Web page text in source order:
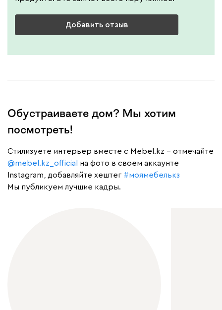
Бежевый Графит Молочный Серый
Графит Серый Терракота Тёмно-синий
Добавить отзыв
Обустраиваете дом? Мы хотим
посмотреть!
Cтилизуете интерьер вместе с Mebel.kz – отмечайте
@mebel.kz_official
на фото в своем аккаунте
Instagram, добавляйте хештег #моямебелькз
Мы публикуем лучшие кадры.